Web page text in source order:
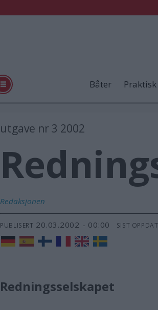
Båter Praktisk
utgave nr 3 2002
Redaksjonen
PUBLISERT 20.03.2002 - 00:00 SIST
Redningsselskapet